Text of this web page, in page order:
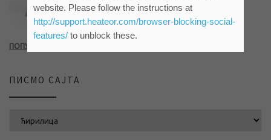
ПОПУНИТЕ УПИТНИК КЛИКОМ НА СЛИКУ ИЛИ ОВАЈ ЛИНК
ПИСМО САЈТА
website. Please follow the instructions at
http://support.heateor.com/browser-blocking-social-
features/to unblock these.